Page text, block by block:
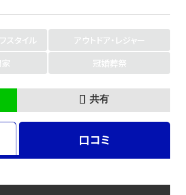
スタイル
アウトドア・レジャー
冠婚葬祭
共有
口コミ